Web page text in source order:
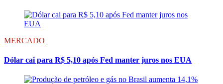
MERCADO
Dólar cai para R$ 5,10 após Fed manter juros nos EUA